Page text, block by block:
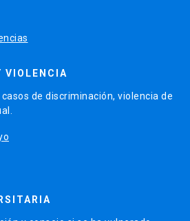
VIOLENCIA
de discriminación, violencia de